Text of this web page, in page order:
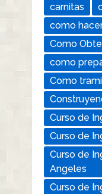
carnitas
como
Como
como
Como
Curso de
Curso de
Curso de
Angeles
Curso de